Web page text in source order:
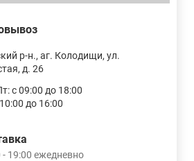
р-н., аг. Колодищи, ул.
д. 26
с 09:00 до 18:00
до 16:00
- 19:00 ежедневно